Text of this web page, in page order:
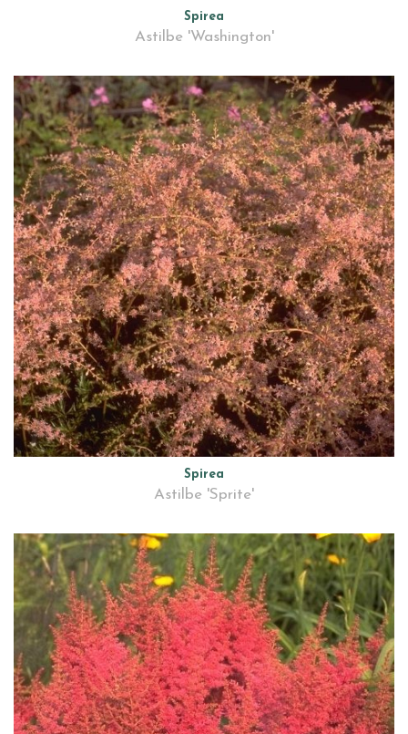
Spirea
Astilbe 'Washington'
Spirea
Astilbe 'Sprite'